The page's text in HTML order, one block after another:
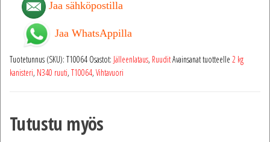
Jaa sähköpostilla
Jaa WhatsAppilla
Tuotetunnus (SKU): T10064 Osastot: Jälleenlataus, RuuditAvainsanat tuotteelle 2 kg
kanisteri, N340 ruuti, T10064, Vihtavuori
Tutustu myös